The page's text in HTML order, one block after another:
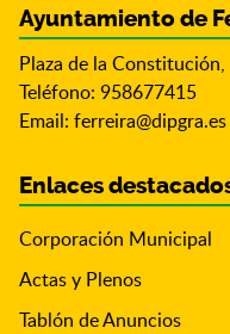
Ayuntamiento de
Plaza de la
Teléfono: 958677415
Email: ferreira@dipgra.es
Enlaces
Corporación Municipal
Actas y Plenos
Tablón de Anuncios